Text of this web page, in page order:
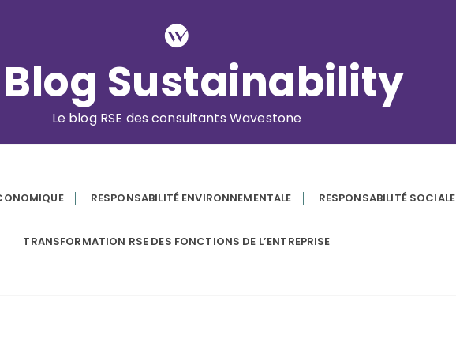
Blog Sustainability
Le blog RSE des consultants Wavestone
RESPONSABILITÉ ENVIRONNEMENTALE RESPONSABILITÉ SOCIALE
TRANSFORMATION RSE DES FONCTIONS DE L’ENTREPRISE